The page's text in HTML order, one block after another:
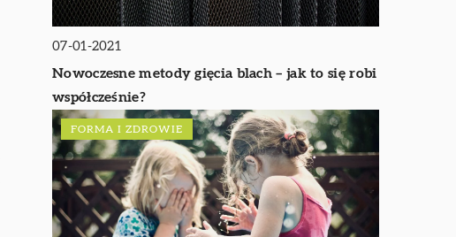
07-01-2021
Nowoczesne metody gięcia blach – jak to się robi
współcześnie?
FORMA I ZDROWIE